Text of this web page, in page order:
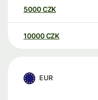
5000CZK
10000 CZK
EUR